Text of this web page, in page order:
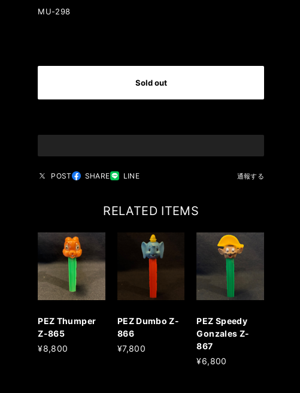
MU-298
Sold out
POST SHARE LINE 通報する
RELATED ITEMS
PEZ Thumper
Z-865
¥8,800
PEZ Dumbo Z-
866
¥7,800
PEZ Speedy
Gonzales Z-
867
¥6,800